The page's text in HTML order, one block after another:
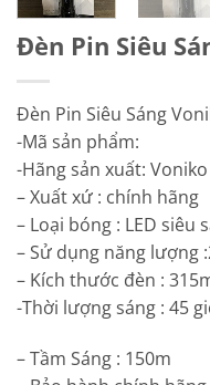
Đèn Pin Siêu
Đèn Pin Siêu Sáng
-Mã sản phẩm:
-Hãng sản xuất: Voniko
– Xuất xứ : chính hãng
– Loại bóng : LED siêu
– Sử dụng năng lượng
– Kích thước đèn :
-Thời lượng sáng : 45
– Tầm Sáng : 150m